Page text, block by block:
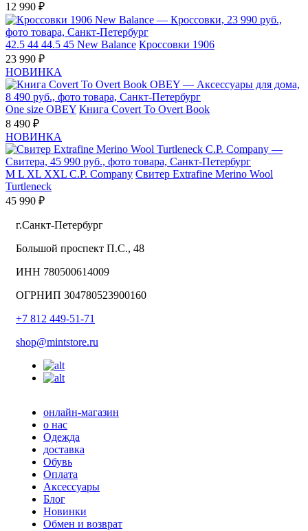
12 990 ₽
42.5 44 44.5 45 New Balance Кроссовки 1906
23 990 ₽
НОВИНКА
One size OBEY Книга Covert To Overt Book
8 490 ₽
НОВИНКА
M L XL XXL C.P. Company Свитер Extrafine Merino Wool
Turtleneck
45 990 ₽
г.Санкт-Петербург
Большой проспект П.С., 48
ИНН 780500614009
ОГРНИП 304780523900160
+7 812 449-51-71
shop@mintstore.ru
онлайн-магазин
о нас
Одежда
доставка
Обувь
Оплата
Аксессуары
Блог
Новинки
Обмен и возврат